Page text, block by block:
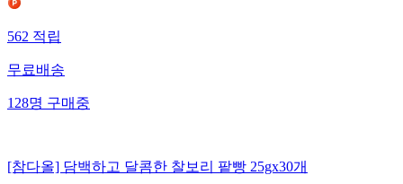
562적립
무료배송
128명구매중
[참다올] 담백하고 달콤한 찰보리 팥빵 25gx30개